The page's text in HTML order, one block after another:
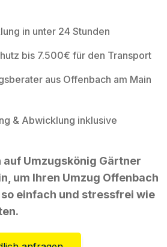
in unter 24 Stunden
bis 7.500€ für den Transport
aus Offenbach am Main
& Abwicklung inklusive
auf Umzugskönig Gärtner
um Ihren Umzug Offenbach
einfach und stressfrei wie